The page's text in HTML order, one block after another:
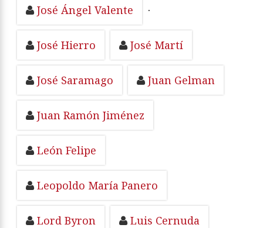
José Ángel Valente ·
José Hierro José Martí
José Saramago Juan Gelman
Juan Ramón Jiménez
León Felipe
Leopoldo María Panero
Lord Byron Luis Cernuda